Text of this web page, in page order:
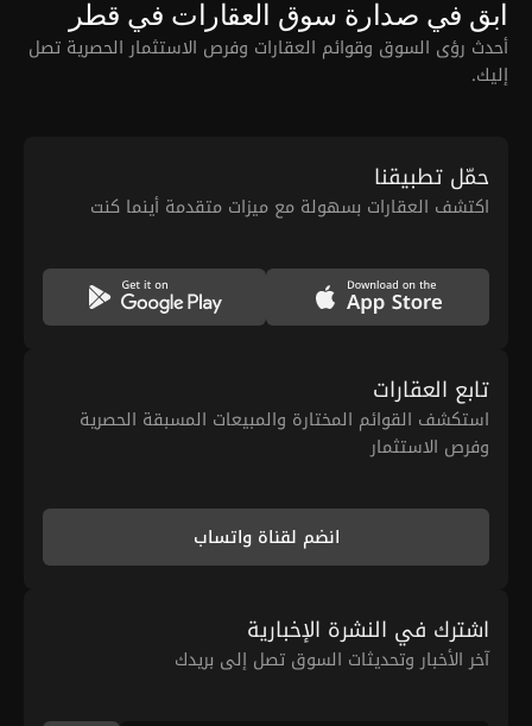
ابق في صدارة سوق العقارات في قطر
أحدث رؤى السوق وقوائم العقارات وفرص الاستثمار الحصرية تصل
إليك.
حمّل تطبيقنا
اكتشف العقارات بسهولة مع ميزات متقدمة أينما كنت
تابع العقارات
استكشف القوائم المختارة والمبيعات المسبقة الحصرية
وفرص الاستثمار
انضم لقناة واتساب
اشترك في النشرة الإخبارية
آخر الأخبار وتحديثات السوق تصل إلى بريدك